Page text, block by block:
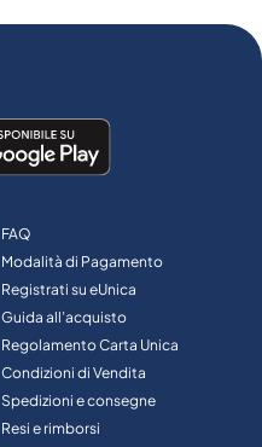
FAQ
Modalità di Pagamento
Registrati su eUnica
Guida all’acquisto
Regolamento Carta Unica
Condizioni di Vendita
Spedizioni e consegne
Resi e rimborsi